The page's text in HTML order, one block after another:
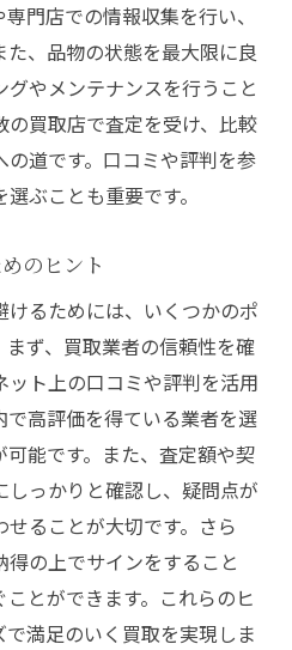
門店での情報収集を行い、
、品物の状態を最大限に良
やメンテナンスを行うこと
買取店で査定を受け、比較
道です。口コミや評判を参
ぶことも重要です。
のヒント
るためには、いくつかのポ
ず、買取業者の信頼性を確
ト上の口コミや評判を活用
で高評価を得ている業者を選
能です。また、査定額や契
っかりと確認し、疑問点が
ることが大切です。さら
の上でサインをすること
とができます。これらのヒ
満足のいく買取を実現しま